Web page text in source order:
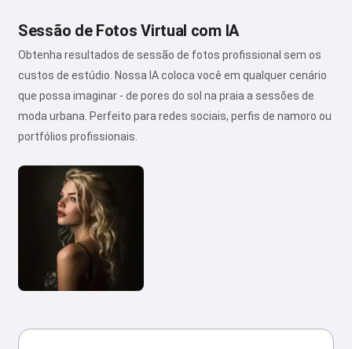
Sessão de Fotos Virtual com IA
Obtenha resultados de sessão de fotos profissional sem os
custos de estúdio. Nossa IA coloca você em qualquer cenário
que possa imaginar - de pores do sol na praia a sessões de
moda urbana. Perfeito para redes sociais, perfis de namoro ou
portfólios profissionais.